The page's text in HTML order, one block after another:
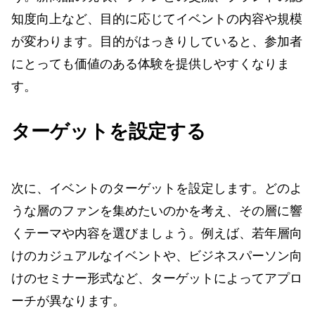
知度向上など、目的に応じてイベントの内容や規模
が変わります。目的がはっきりしていると、参加者
にとっても価値のある体験を提供しやすくなりま
す。
ターゲットを設定する
次に、イベントのターゲットを設定します。どのよ
うな層のファンを集めたいのかを考え、その層に響
くテーマや内容を選びましょう。例えば、若年層向
けのカジュアルなイベントや、ビジネスパーソン向
けのセミナー形式など、ターゲットによってアプロ
ーチが異なります。